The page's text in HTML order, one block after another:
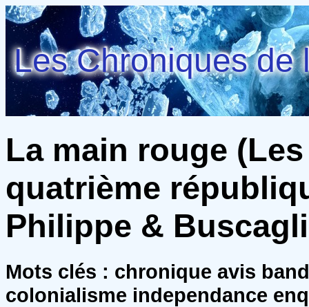
Les Chroniques de
La main rouge
quatrième
Philippe &
Mots clés : chronique avis
colonialisme independance